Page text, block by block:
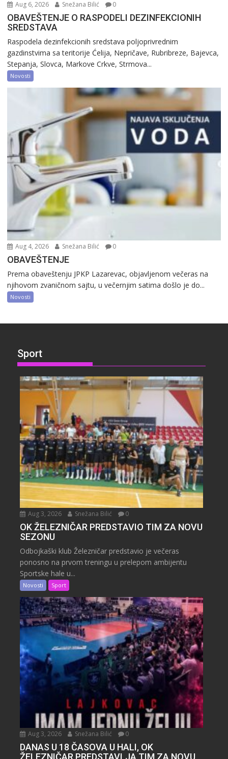
Aug 6, 2026 Snežana Bilić 0
OBAVEŠTENJE O RASPODELI DEZINFEKCIONIH
SREDSTAVA
Raspodela dezinfekcionih sredstava poljoprivrednim
gazdinstvima sa teritorije Ćelija, Nepričave, Rubribreze, Bajevca,
Stepanja, Slovca, Markove Crkve, Strmova...
Novosti
Aug 4, 2026 Snežana Bilić 0
OBAVEŠTENJE
Prema obaveštenju JPKP Lazarevac, objavljenom večeras na
njihovom zvaničnom sajtu, u večernjim satima došlo je do...
Novosti
Sport
Aug 3, 2026 Snežana Bilić 0
OK ŽELEZNIČAR PREDSTAVIO TIM ZA NOVU
SEZONU
Odbojkaški klub Železničar predstavio je večeras
ponosno na prvom treningu u prelepom ambijentu
Sportske hale u...
Novosti Sport
Aug 3, 2026 Snežana Bilić 0
DANAS U 18 ČASOVA U HALI, OK
ŽELEZNIČAR PREDSTAVLJA TIM ZA NOVU